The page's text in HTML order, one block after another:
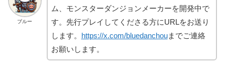
ブルー
ム、モンスターダンジョンメーカーを開発中で
す。先行プレイしてくださる方にURLをお送り
します。 https://x.com/bluedanchouまでご連絡
お願いします。